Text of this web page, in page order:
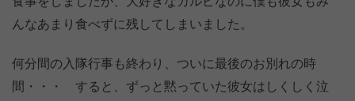
んなあまり食べずに残してしまいました。
何分間の入隊行事も終わり、ついに最後のお別れの時
間・・・ すると、ずっと黙っていた彼女はしくしく泣